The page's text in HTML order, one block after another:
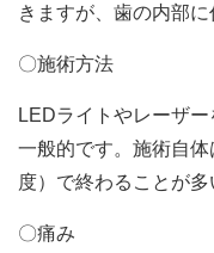
きますが、歯の内部に
〇施術方法
LEDライトやレーザ
一般的です。施術自
度）で終わることが多
〇痛み